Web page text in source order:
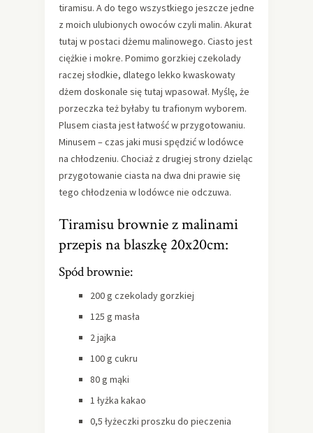
tiramisu. A do tego wszystkiego jeszcze jedne
z moich ulubionych owoców czyli malin. Akurat
tutaj w postaci dżemu malinowego. Ciasto jest
ciężkie i mokre. Pomimo gorzkiej czekolady
raczej słodkie, dlatego lekko kwaskowaty
dżem doskonale się tutaj wpasował. Myślę, że
porzeczka też byłaby tu trafionym wyborem.
Plusem ciasta jest łatwość w przygotowaniu.
Minusem – czas jaki musi spędzić w lodówce
na chłodzeniu. Chociaż z drugiej strony dzieląc
przygotowanie ciasta na dwa dni prawie się
tego chłodzenia w lodówce nie odczuwa.
Tiramisu brownie z malinami
przepis na blaszkę 20x20cm:
Spód brownie:
200 g czekolady gorzkiej
125 g masła
2 jajka
100 g cukru
80 g mąki
1 łyżka kakao
0,5 łyżeczki proszku do pieczenia